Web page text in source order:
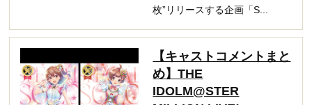
枚”リリースする企画「S...
【キャストコメントまと
め】THE
IDOLM@STER